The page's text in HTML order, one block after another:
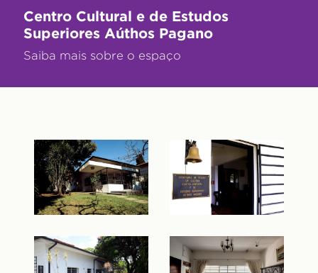
Centro Cultural e de Estudos
Superiores Aúthos Pagano
Saiba mais sobre o espaço